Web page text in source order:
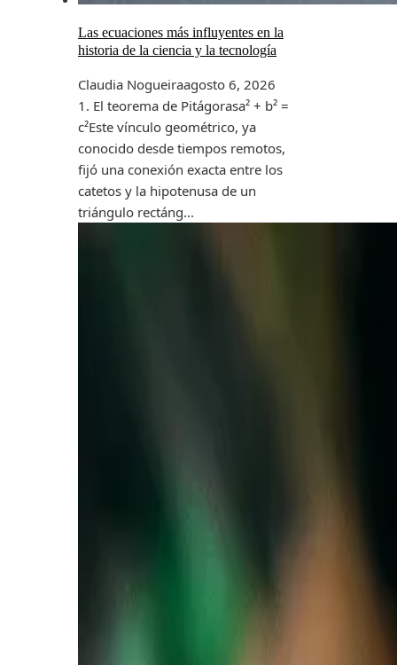
Las ecuaciones más influyentes en la
historia de la ciencia y la tecnología
Claudia Nogueiraagosto 6, 2026
1. El teorema de Pitágorasa² + b² =
c²Este vínculo geométrico, ya
conocido desde tiempos remotos,
fijó una conexión exacta entre los
catetos y la hipotenusa de un
triángulo rectáng...